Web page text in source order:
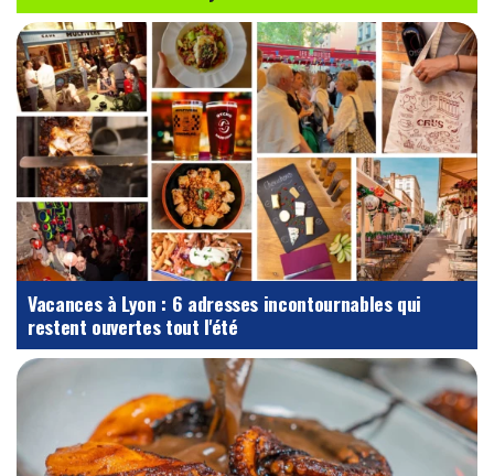
Vacances à Lyon : 6 adresses incontournables qui
restent ouvertes tout l'été